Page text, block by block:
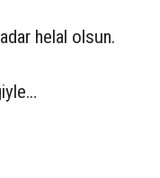
helal olsun.